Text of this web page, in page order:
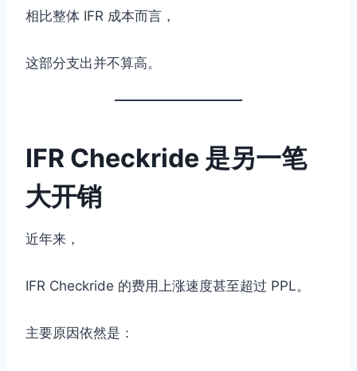
相比整体 IFR 成本而言，
这部分支出并不算高。
IFR Checkride 是另一笔
大开销
近年来，
IFR Checkride 的费用上涨速度甚至超过 PPL。
主要原因依然是：